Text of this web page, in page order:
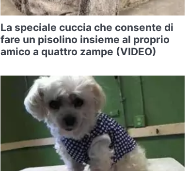
La speciale cuccia che consente di
fare un pisolino insieme al proprio
amico a quattro zampe (VIDEO)